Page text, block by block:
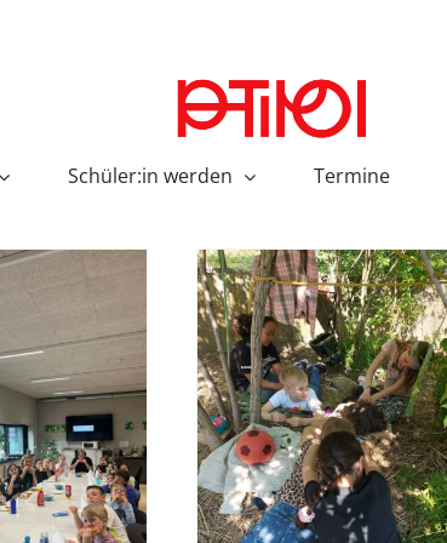
Schüler:in werden Termine
SJ 22/23 TABE